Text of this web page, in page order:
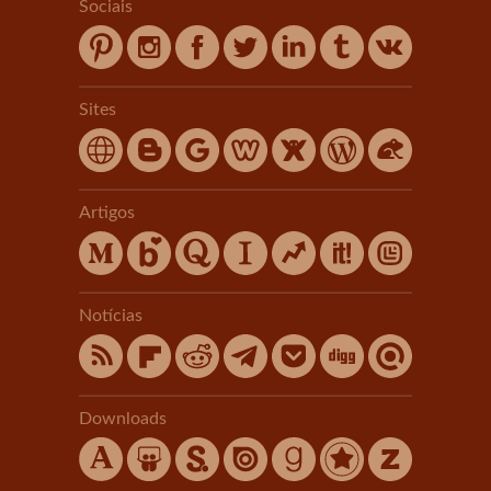
Sociais
Sites
Artigos
Notícias
Downloads